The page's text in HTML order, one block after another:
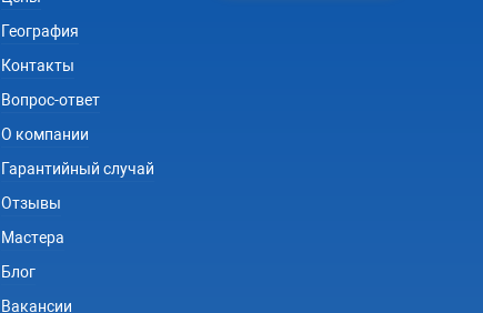
География
Контакты
Вопрос-ответ
О компании
Гарантийный случай
Отзывы
Мастера
Блог
Вакансии